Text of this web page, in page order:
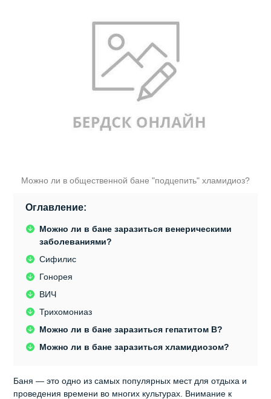
Можно ли в общественной бане "подцепить" хламидиоз?
Оглавление:
Можно ли в бане заразиться венерическими
заболеваниями?
Сифилис
Гонорея
ВИЧ
Трихомониаз
Можно ли в бане заразиться гепатитом В?
Можно ли в бане заразиться хламидиозом?
Баня — это одно из самых популярных мест для отдыха и
проведения времени во многих культурах. Внимание к